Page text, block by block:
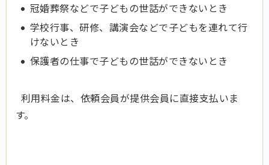
冠婚葬祭などで子どもの世話ができないとき
学校行事、研修、講演会などで子どもを連れて行
けないとき
保護者の仕事で子どもの世話ができないとき
利用料金は、依頼会員が提供会員に直接支払いま
す。